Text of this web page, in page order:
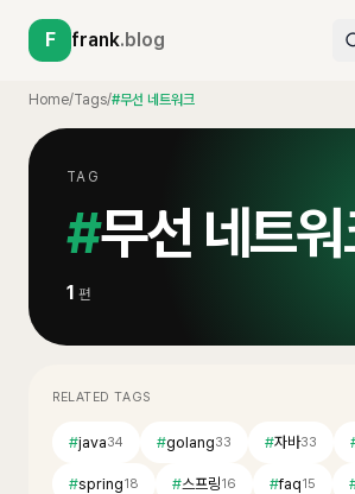
F frank.blog
Home/Tags/#무선 네트워크
TAG
#무선 네트
1 편
RELATED TAGS
#java34 #golang33 #자바33
#spring18 #스프링16 #faq15